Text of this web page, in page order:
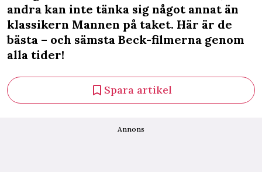
andra kan inte tänka sig något annat än
klassikern Mannen på taket. Här är de
bästa – och sämsta Beck-filmerna genom
alla tider!
Spara artikel
Annons